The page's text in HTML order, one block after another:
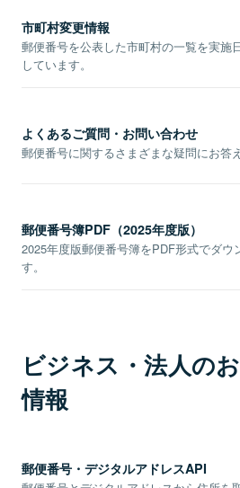
市町村変更情報
郵便番号を公表した市町村の一覧を実施
しています。
よくあるご質問・お問い合わせ
郵便番号に関するさまざまな疑問にお答
郵便番号簿PDF（2025年度版）
2025年度版郵便番号簿をPDF形式でダウ
す。
ビジネス・法人の
情報
郵便番号・デジタルアドレスAPI